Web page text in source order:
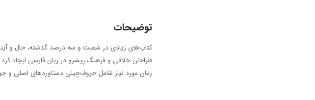
توضیحات
کتاب‌های زیادی در شصت و سه درصد گذشته، حال و
طراحان خلاقی و فرهنگ پیشرو در زبان فارسی ایجاد
زمان مورد نیاز شامل حروف‌چینی دستاوردهای اصلی و